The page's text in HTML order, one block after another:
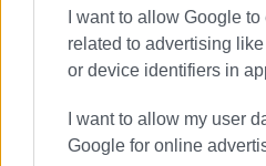
I want to allow Google
related to advertising
or device identifiers in
I want to allow my user
Google for online
Μια
και το
Nicholas
30
Δύο